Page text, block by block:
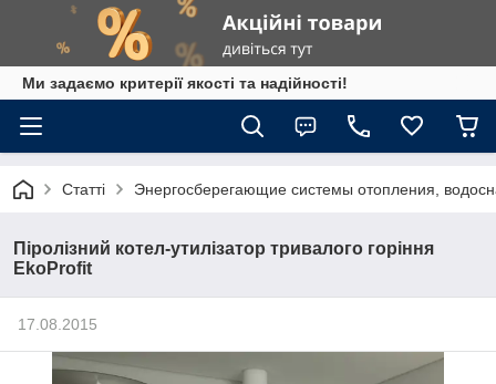
Ми задаємо критерії якості та надійності!
Статті Энергосберегающие системы отопления,
Піролізний котел-утилізатор тривалого горіння
EkoProfit
17.08.2015